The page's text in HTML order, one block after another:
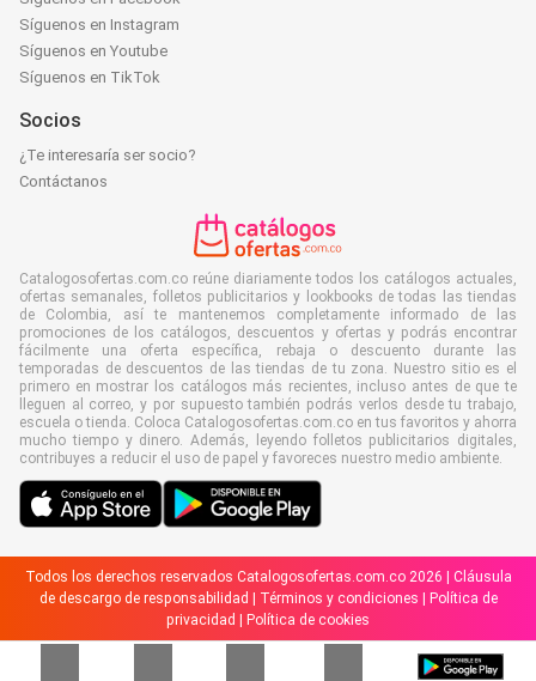
Síguenos en Instagram
Síguenos en Youtube
Síguenos en TikTok
Socios
¿Te interesaría ser socio?
Contáctanos
Catalogosofertas.com.co reúne diariamente todos los catálogos actuales,
ofertas semanales, folletos publicitarios y lookbooks de todas las tiendas
de Colombia, así te mantenemos completamente informado de las
promociones de los catálogos, descuentos y ofertas y podrás encontrar
fácilmente una oferta específica, rebaja o descuento durante las
temporadas de descuentos de las tiendas de tu zona. Nuestro sitio es el
primero en mostrar los catálogos más recientes, incluso antes de que te
lleguen al correo, y por supuesto también podrás verlos desde tu trabajo,
escuela o tienda. Coloca Catalogosofertas.com.co en tus favoritos y ahorra
mucho tiempo y dinero. Además, leyendo folletos publicitarios digitales,
contribuyes a reducir el uso de papel y favoreces nuestro medio ambiente.
Todos los derechos reservados Catalogosofertas.com.co 2026 | Cláusula
de descargo de responsabilidad | Términos y condiciones | Política de
privacidad | Política de cookies